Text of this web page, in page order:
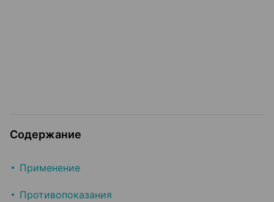
Содержание
Применение
Противопоказания